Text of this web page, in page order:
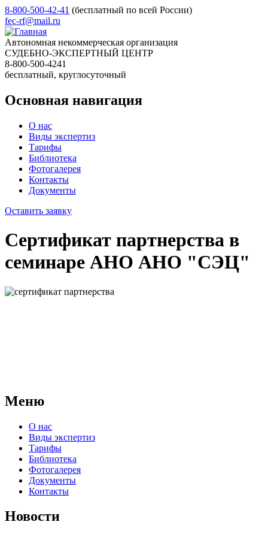
8-800-500-42-41 (бесплатный по всей России)
fec-rf@mail.ru
Автономная некоммерческая организация
СУДЕБНО-ЭКСПЕРТНЫЙ ЦЕНТР
8-800-500-4241
бесплатный, круглосуточный
Основная навигация
О нас
Виды экспертиз
Тарифы
Библиотека
Фотогалерея
Контакты
Документы
Оставить заявку
Сертификат партнерства в
семинаре АНО АНО "СЭЦ"
Меню
О нас
Виды экспертиз
Тарифы
Библиотека
Фотогалерея
Документы
Контакты
Новости